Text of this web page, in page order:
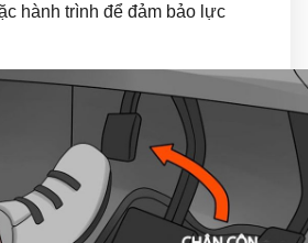
hành trình để đảm bảo lực